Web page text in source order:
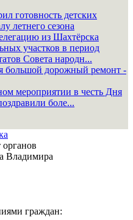
готовность детских
летнего сезона
из Шахтёрска
участков в период
Совета народн...
большой дорожный ремонт -
мероприятии в честь Дня
боле...
Владимира
граждан: